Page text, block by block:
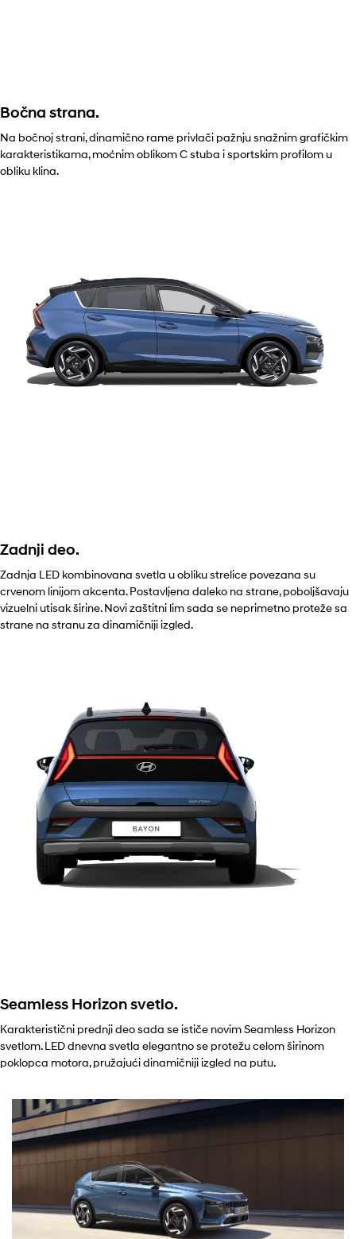
Bočna strana.
Na bočnoj strani, dinamično rame privlači pažnju snažnim grafičkim
karakteristikama, moćnim oblikom C stuba i sportskim profilom u
obliku klina.
Zadnji deo.
Zadnja LED kombinovana svetla u obliku strelice povezana su
crvenom linijom akcenta. Postavljena daleko na strane, poboljšavaju
vizuelni utisak širine. Novi zaštitni lim sada se neprimetno proteže sa
strane na stranu za dinamičniji izgled.
Seamless Horizon svetlo.
Karakteristični prednji deo sada se ističe novim Seamless Horizon
svetlom. LED dnevna svetla elegantno se protežu celom širinom
poklopca motora, pružajući dinamičniji izgled na putu.